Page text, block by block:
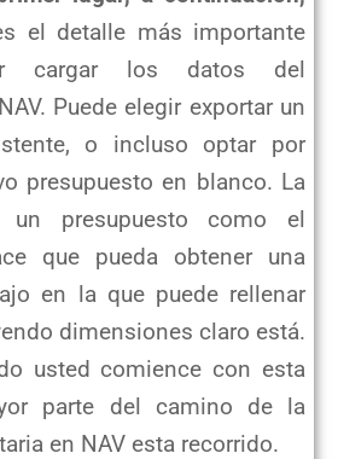
el detalle más importante
cargar los datos del
Puede elegir exportar un
o incluso optar por
presupuesto en blanco. La
un presupuesto como el
que pueda obtener una
en la que puede rellenar
dimensiones claro está.
usted comience con esta
parte del camino de la
en NAV esta recorrido.